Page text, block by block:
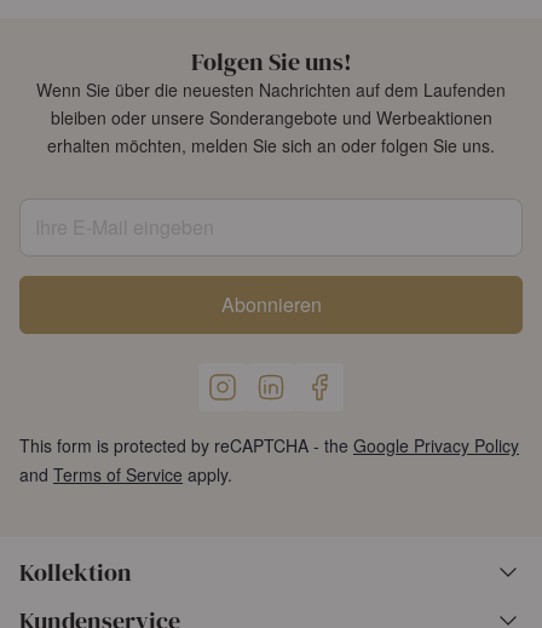
Folgen Sie uns!
Wenn Sie über die neuesten Nachrichten auf dem Laufenden
bleiben oder unsere Sonderangebote und Werbeaktionen
erhalten möchten, melden Sie sich an oder folgen Sie uns.
Abonnieren
This form is protected by reCAPTCHA - the Google Privacy Policy
and Terms of Service apply.
Kollektion
Kundenservice